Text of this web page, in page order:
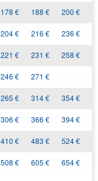
178 € 188 € 200 €
204 € 216 € 236 €
221 € 231 € 258 €
246 € 271 €
265 € 314 € 354 €
306 € 366 € 394 €
410 € 483 € 524 €
508 € 605 € 654 €